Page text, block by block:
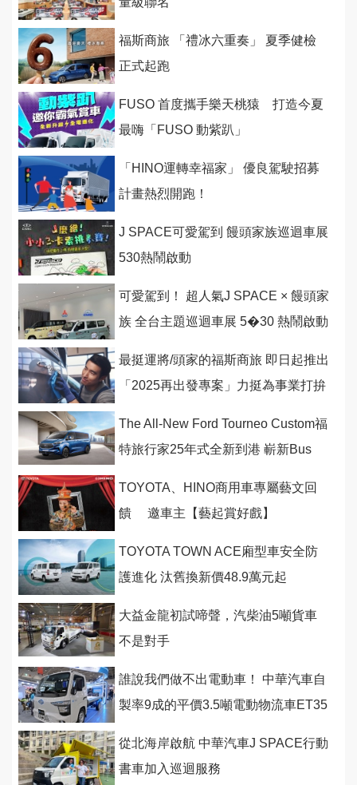
福斯商旅 「禮冰六重奏」 夏季健檢
正式起跑
FUSO 首度攜手樂天桃猿 打造今夏
最嗨「FUSO 動紫趴」
「HINO運轉幸福家」 優良駕駛招募
計畫熱烈開跑！
J SPACE可愛駕到 饅頭家族巡迴車展
530熱鬧啟動
可愛駕到！ 超人氣J SPACE × 饅頭家
族 全台主題巡迴車展 5�30 熱鬧啟動
最挺運將/頭家的福斯商旅 即日起推出
「2025再出發專案」力挺為事業打拚
The All-New Ford Tourneo Custom福
特旅行家25年式全新到港 嶄新Bus
TOYOTA、HINO商用車專屬藝文回
饋 邀車主【藝起賞好戲】
TOYOTA TOWN ACE廂型車安全防
護進化 汰舊換新價48.9萬元起
大益金龍初試啼聲，汽柴油5噸貨車
不是對手
誰說我們做不出電動車！ 中華汽車自
製率9成的平價3.5噸電動物流車ET35
從北海岸啟航 中華汽車J SPACE行動
書車加入巡迴服務